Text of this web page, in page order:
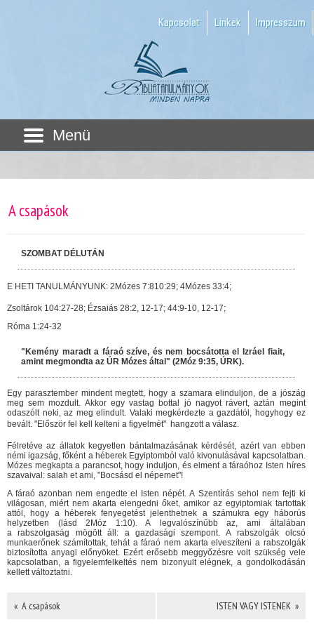
Kapcsolat Linkek Impresszum
Menü
A csapások
SZOMBAT DÉLUTÁN
E HETI TANULMÁNYUNK: 2Mózes 7:810:29; 4Mózes 33:4;
Zsoltárok 104:27-28; Ézsaiás 28:2, 12-17; 44:9-10, 12-17;
Róma 1:24-32
"Kemény maradt a fáraó szíve, és nem bocsátotta el Izráel fiait,
amint megmondta az ÚR Mózes által" (2Móz 9:35, ÚRK).
Egy parasztember mindent megtett, hogy a szamara elinduljon, de a jószág
meg sem mozdult. Akkor egy vastag bottal jó nagyot rávert, aztán megint
odaszólt neki, az meg elindult. Valaki megkérdezte a gazdától, hogyhogy ez
bevált. "Először fel kell kelteni a figyelmét"  hangzott a válasz.
Félretéve az állatok kegyetlen bántalmazásának kérdését, azért van ebben
némi igazság, főként a héberek Egyiptomból való kivonulásával kapcsolatban.
Mózes megkapta a parancsot, hogy induljon, és elment a fáraóhoz Isten híres
szavaival: salah et ami, "Bocsásd el népemet"!
A fáraó azonban nem engedte el Isten népét. A Szentírás sehol nem fejti ki
világosan, miért nem akarta elengedni őket, amikor az egyiptomiak tartottak
attól, hogy a héberek fenyegetést jelenthetnek a számukra egy háborús
helyzetben (lásd 2Móz 1:10). A legvalószínűbb az, ami általában
a rabszolgaság mögött áll: a gazdasági szempont. A rabszolgák olcsó
munkaerőnek számítottak, tehát a fáraó nem akarta elveszíteni a rabszolgák
biztosította anyagi előnyöket. Ezért erősebb meggyőzésre volt szükség vele
kapcsolatban, a figyelemfelkeltés nem bizonyult elégnek, a gondolkodásán
kellett változtatni.
« A csapások ISTEN VAGY ISTENEK »